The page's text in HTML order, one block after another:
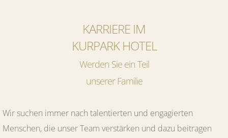
KARRIERE IM
KURPARK HOTEL
Werden Sie ein Teil
unserer Familie
Wir suchen immer nach talentierten und engagierten
Menschen, die unser Team verstärken und dazu beitragen